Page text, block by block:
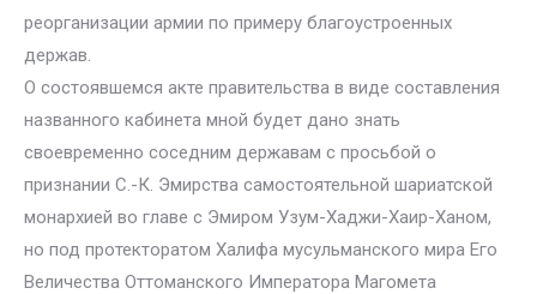
реорганизации армии по примеру благоустроенных
держав.
О состоявшемся акте правительства в виде составления
названного кабинета мной будет дано знать
своевременно соседним державам с просьбой о
признании С.-К. Эмирства самостоятельной шариатской
монархией во главе с Эмиром Узум-Хаджи-Хаир-Ханом,
но под протекторатом Халифа мусульманского мира Его
Величества Оттоманского Императора Магомета